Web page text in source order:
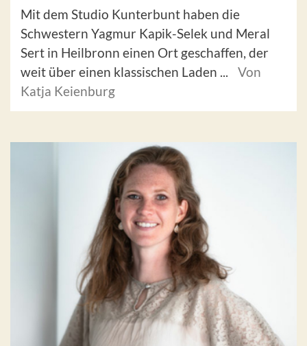
Mit dem Studio Kunterbunt haben die
Schwestern Yagmur Kapik-Selek und Meral
Sert in Heilbronn einen Ort geschaffen, der
weit über einen klassischen Laden ...
Von
Katja Keienburg